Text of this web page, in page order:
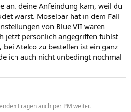
an, deine Anfeindung kam, weil du
warst. Moselbär hat in dem Fall
von Blue VII waren
jetzt persönlich angegriffen fühlst
bei Atelco zu bestellen ist ein ganz
ich auch nicht unbedingt nochmal
Fragen auch per PM weiter.